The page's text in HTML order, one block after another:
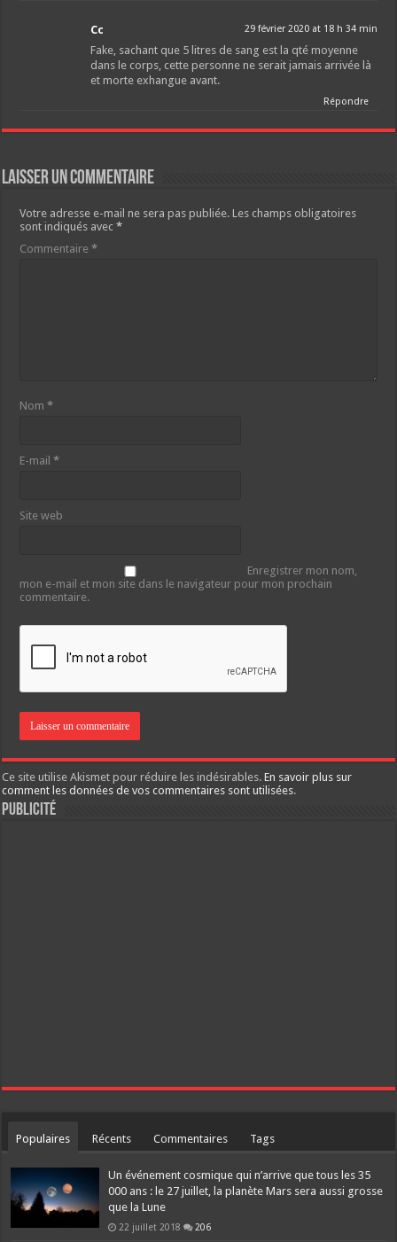
Cc 29 février 2020 at 18 h 34 min
Fake, sachant que 5 litres de sang est la qté moyenne
dans le corps, cette personne ne serait jamais arrivée là
et morte exhangue avant.
Répondre
Laisser un commentaire
Votre adresse e-mail ne sera pas publiée. Les champs obligatoires
sont indiqués avec*
Commentaire*
Nom*
E-mail*
Site web
Enregistrer mon nom,
mon e-mail et mon site dans le navigateur pour mon prochain
commentaire.
Ce site utilise Akismet pour réduire les indésirables.En savoir plus sur
comment les données de vos commentaires sont utilisées.
Publicité
Populaires Récents Commentaires Tags
Un événement cosmique qui n’arrive que tous les 35
000 ans : le 27 juillet, la planète Mars sera aussi grosse
que la Lune
22 juillet 2018 206